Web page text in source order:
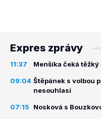
Expres zprávy
11:37 Menšíka čeká
09:04 Štěpánek s volbou
nesouhlasí
07:15 Nosková s